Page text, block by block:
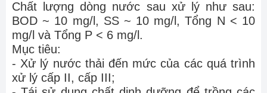
Chất lượng dòng nước sau xử lý như sau:
BOD ~ 10 mg/l, SS ~ 10 mg/l, Tổng N < 10
mg/l và Tổng P < 6 mg/l.
Mục tiêu:
- Xử lý nước thải đến mức của các quá trình
xử lý cấp II, cấp III;